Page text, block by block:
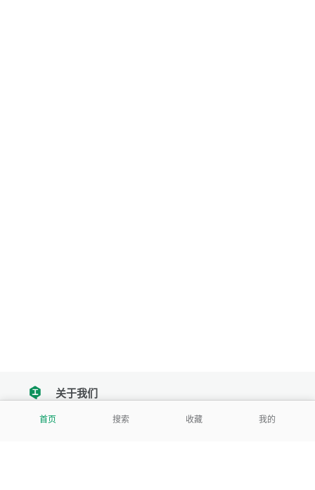
首页 搜索 收藏 我的
tencent关于我们
我们努力把每一个工具做成批量处理的产品